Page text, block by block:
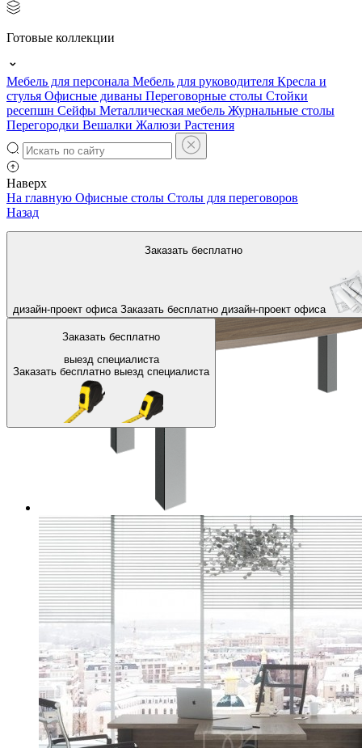
Готовые коллекции
Мебель для персонала Мебель для руководителя Кресла и
стулья Офисные диваны Переговорные столы Стойки
ресепшн Сейфы Металлическая мебель Журнальные столы
Перегородки Вешалки Жалюзи Растения
Наверх
Заказать бесплатно
дизайн-проект офиса Заказать бесплатно дизайн-проект офиса
Заказать бесплатно
выезд специалиста
Заказать бесплатно выезд специалиста
На главную Офисные столы Столы для переговоров
Назад